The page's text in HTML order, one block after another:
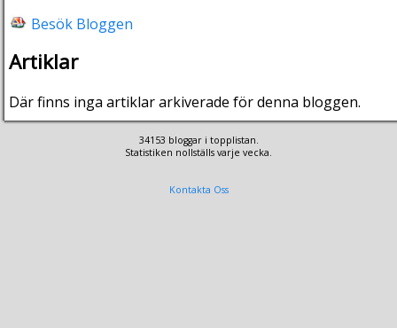
Besök Bloggen
Artiklar
Där finns inga artiklar arkiverade för denna bloggen.
34153 bloggar i topplistan.
Statistiken nollställs varje vecka.
Kontakta Oss